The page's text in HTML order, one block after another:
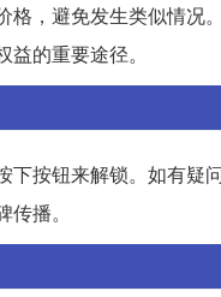
格，避免发生类似情
的重要途径。
下按钮来解锁。如有
播。